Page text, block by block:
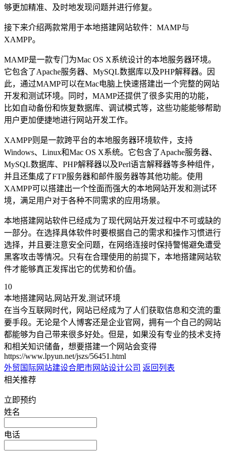
够更加精准、及时地发现问题并进行修复。
接下来介绍两款常用于本地搭建网站软件：MAMP与
XAMPP。
MAMP是一款专门为Mac OS X系统设计的本地服务器环境。
它包含了Apache服务器、MySQL数据库以及PHP解释器。因
此，通过MAMP可以在Mac电脑上快速搭建出一个完整的网站
开发和测试环境。同时，MAMP还提供了很多实用的功能，
比如自动备份和恢复数据库、调试模式等，这些功能能够帮助
用户更加便捷地进行网站开发工作。
XAMPP则是一款跨平台的本地服务器环境软件，支持
Windows、Linux和Mac OS X系统。它包含了Apache服务器、
MySQL数据库、PHP解释器以及Perl语言解释器等多种组件，
并且还集成了FTP服务器和邮件服务器等其他功能。使用
XAMPP可以搭建出一个恮面而强大的本地网站开发和测试环
境，满足用户对于各种不同需求的应用场景。
本地搭建网站软件已经成为了现代网站开发过程中不可或缺的
一部分。在选择具体软件时要根据自己的需求和操作习惯进行
选择，并且要注意安全问题，在网络连接时保持警惕避免遭受
黑客攻击等情况。只有在合理使用的前提下，本地搭建网站软
件才能够真正发挥出它的优势和价值。
10
本地搭建网站,网站开发,测试环境
在当今互联网时代，网站已经成为了人们获取信息和交流的重
要手段。无论是个人博客还是企业官网，拥有一个自己的网站
都能够为自己带来很多好处。但是，如果没有专业的技术支持
和相关知识储备，想要搭建一个网站会变得
https://www.lpyun.net/jszs/56451.html
外贸国际网站建设合肥市网站设计公司 返回列表
相关推荐
立即预约
姓名
电话